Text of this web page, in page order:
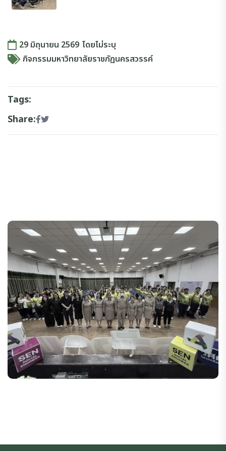
29 มิถุนายน 2569 โดยไม่ระบุ
กิจกรรมมหาวิทยาลัยราชภัฏนครสวรรค์
Tags:
Share: